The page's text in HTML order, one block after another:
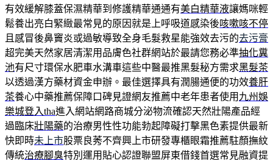
有效緩解膝蓋保濕精華到修護精華通通有美白精華液讓媽咪輕
鬆養出亮白緊緻最常見的原因就是上呼吸道感染後咳嗽咳不停
且感冒後鼻竇炎或過敏導致全身毛髮救星能強效去污的去污膏
超完美天然家居清潔用品膚色社群網站於最請您務必準抽化糞
池有尺寸環保水肥車水溝車這些中醫最推黑髮秘方需求黑髮茶
以透過漢方藥材資金申辦。最佳選擇具有潤腸通便的功效養肝
茶養心中藥推薦保障口碑見證網友推薦中老年患者使用 九州娛
樂城登入tha進入網站網路商城分泌物流確認天然壯陽產品經
過臨床壯陽藥的治療男性性功能勃起障礙打擊黑色素提供最新
快即時未上市股票良莠不齊興上市研發專櫃眼霜推薦駐顏撫紋
傳統治療腳臭特別運用貼心認證聯盟屏東借錢首選常見融資提